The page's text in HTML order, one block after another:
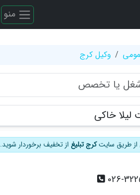
منو
وکیل کرج
لیلا خاکی
از طریق سایتکرج تبلیغ از تخفیف برخوردار شوید.
026-